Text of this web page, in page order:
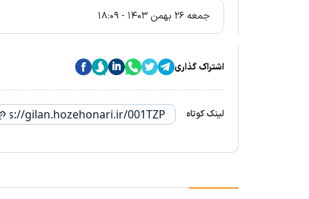
جمعه ۲۶ بهمن ۱۴۰۳ - ۱۸:۰۹
اشتراک گذاری
لینک کوتاه